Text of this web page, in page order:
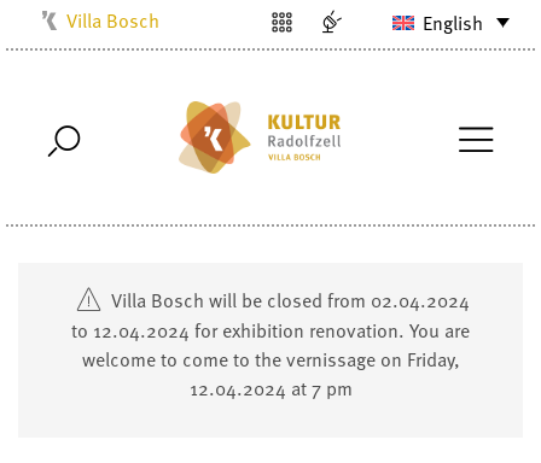
Musikschule
Stadtmuseum
Villa Bosch
Radolfzell1200
English
Villa Bosch will be closed from 02.04.2024
to 12.04.2024 for exhibition renovation. You are
welcome to come to the vernissage on Friday,
12.04.2024 at 7 pm